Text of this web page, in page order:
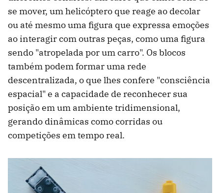
se mover, um helicóptero que reage ao decolar
ou até mesmo uma figura que expressa emoções
ao interagir com outras peças, como uma figura
sendo "atropelada por um carro". Os blocos
também podem formar uma rede
descentralizada, o que lhes confere "consciência
espacial" e a capacidade de reconhecer sua
posição em um ambiente tridimensional,
gerando dinâmicas como corridas ou
competições em tempo real.